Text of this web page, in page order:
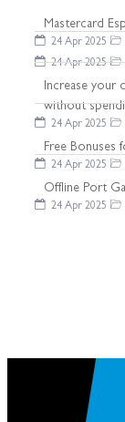
Mastercard
24 Apr 2025
24 Apr 2025
Increase your
without
24 Apr 2025
Free Bonuses
24 Apr 2025
Offline Port
24 Apr 2025